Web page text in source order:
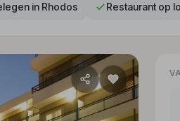
in Rhodos Restaurant op